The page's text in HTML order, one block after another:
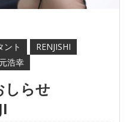
ント
RENJISHI
浩幸
しらせ